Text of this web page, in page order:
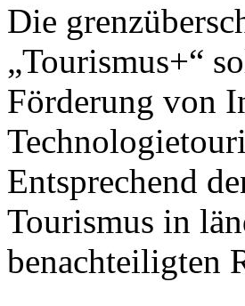
Die
„Tourismus+“
Förderung von
Entsprechend
Tourismus in
benachteiligten